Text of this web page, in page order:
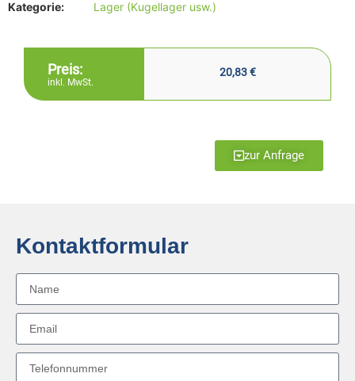
Kategorie:
Lager (Kugellager usw.)
Preis:
inkl. MwSt.
20,83€
zur Anfrage
Kontaktformular